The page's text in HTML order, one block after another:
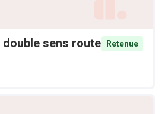
sens route
Retenue